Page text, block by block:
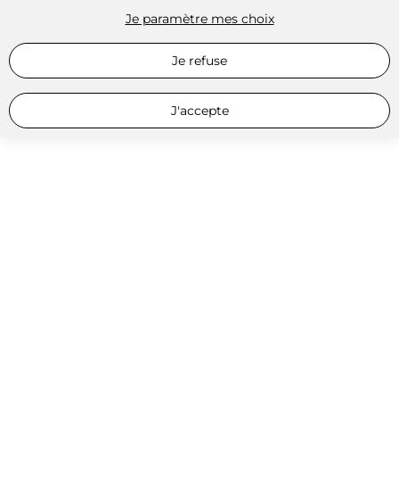
Je paramètre mes choix
Je refuse
J'accepte